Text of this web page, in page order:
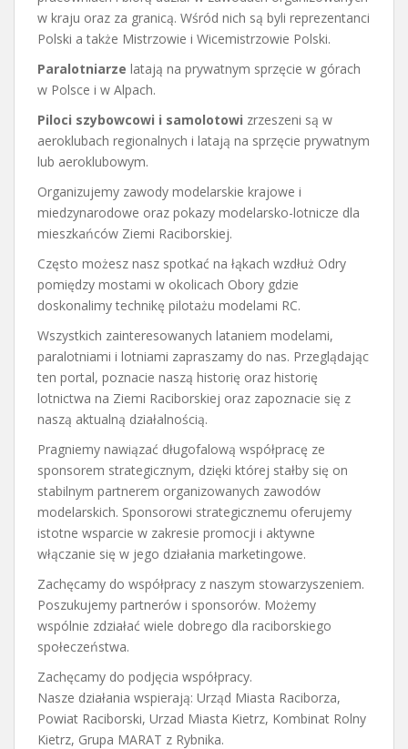
w kraju oraz za granicą. Wśród nich są byli reprezentanci
Polski a także Mistrzowie i Wicemistrzowie Polski.
Paralotniarze latają na prywatnym sprzęcie w górach
w Polsce i w Alpach.
Piloci szybowcowi i samolotowi zrzeszeni są w
aeroklubach regionalnych i latają na sprzęcie prywatnym
lub aeroklubowym.
Organizujemy zawody modelarskie krajowe i
miedzynarodowe oraz pokazy modelarsko-lotnicze dla
mieszkańców Ziemi Raciborskiej.
Często możesz nasz spotkać na łąkach wzdłuż Odry
pomiędzy mostami w okolicach Obory gdzie
doskonalimy technikę pilotażu modelami RC.
Wszystkich zainteresowanych lataniem modelami,
paralotniami i lotniami zapraszamy do nas. Przeglądając
ten portal, poznacie naszą historię oraz historię
lotnictwa na Ziemi Raciborskiej oraz zapoznacie się z
naszą aktualną działalnością.
Pragniemy nawiązać długofalową współpracę ze
sponsorem strategicznym, dzięki której stałby się on
stabilnym partnerem organizowanych zawodów
modelarskich. Sponsorowi strategicznemu oferujemy
istotne wsparcie w zakresie promocji i aktywne
włączanie się w jego działania marketingowe.
Zachęcamy do współpracy z naszym stowarzyszeniem.
Poszukujemy partnerów i sponsorów. Możemy
wspólnie zdziałać wiele dobrego dla raciborskiego
społeczeństwa.
Zachęcamy do podjęcia współpracy.
Nasze działania wspierają: Urząd Miasta Raciborza,
Powiat Raciborski, Urzad Miasta Kietrz, Kombinat Rolny
Kietrz, Grupa MARAT z Rybnika.